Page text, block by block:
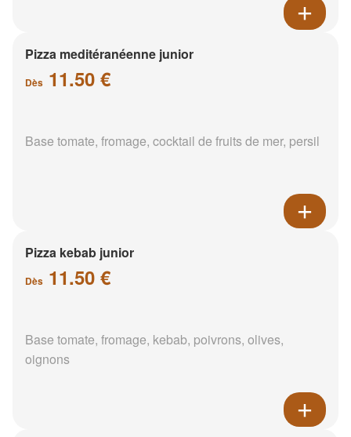
Pizza meditéranéenne junior
Dès 11.50 €
Base tomate, fromage, cocktail de fruits de mer, persil
Pizza kebab junior
Dès 11.50 €
Base tomate, fromage, kebab, poivrons, olives,
oignons